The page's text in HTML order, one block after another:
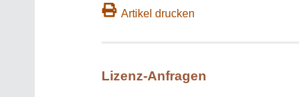
Artikel drucken
Lizenz-Anfragen